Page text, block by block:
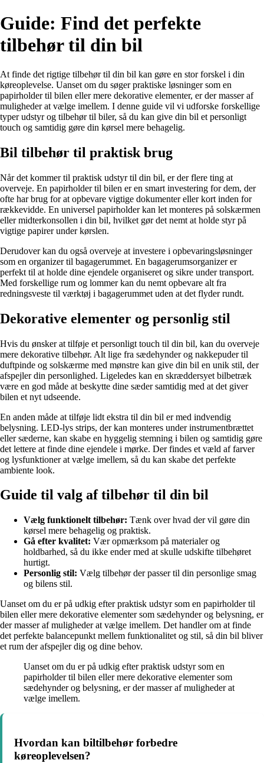
Guide: Find det perfekte
tilbehør til din bil
At finde det rigtige tilbehør til din bil kan gøre en stor forskel i din
køreoplevelse. Uanset om du søger praktiske løsninger som en
papirholder til bilen eller mere dekorative elementer, er der masser af
muligheder at vælge imellem. I denne guide vil vi udforske forskellige
typer udstyr og tilbehør til biler, så du kan give din bil et personligt
touch og samtidig gøre din kørsel mere behagelig.
Bil tilbehør til praktisk brug
Når det kommer til praktisk udstyr til din bil, er der flere ting at
overveje. En papirholder til bilen er en smart investering for dem, der
ofte har brug for at opbevare vigtige dokumenter eller kort inden for
rækkevidde. En universel papirholder kan let monteres på solskærmen
eller midterkonsollen i din bil, hvilket gør det nemt at holde styr på
vigtige papirer under kørslen.
Derudover kan du også overveje at investere i opbevaringsløsninger
som en organizer til bagagerummet. En bagagerumsorganizer er
perfekt til at holde dine ejendele organiseret og sikre under transport.
Med forskellige rum og lommer kan du nemt opbevare alt fra
redningsveste til værktøj i bagagerummet uden at det flyder rundt.
Dekorative elementer og personlig stil
Hvis du ønsker at tilføje et personligt touch til din bil, kan du overveje
mere dekorative tilbehør. Alt lige fra sædehynder og nakkepuder til
duftpinde og solskærme med mønstre kan give din bil en unik stil, der
afspejler din personlighed. Ligeledes kan en skræddersyet bilbetræk
være en god måde at beskytte dine sæder samtidig med at det giver
bilen et nyt udseende.
En anden måde at tilføje lidt ekstra til din bil er med indvendig
belysning. LED-lys strips, der kan monteres under instrumentbrættet
eller sæderne, kan skabe en hyggelig stemning i bilen og samtidig gøre
det lettere at finde dine ejendele i mørke. Der findes et væld af farver
og lysfunktioner at vælge imellem, så du kan skabe det perfekte
ambiente look.
Guide til valg af tilbehør til din bil
Vælg funktionelt tilbehør: Tænk over hvad der vil gøre din
kørsel mere behagelig og praktisk.
Gå efter kvalitet: Vær opmærksom på materialer og
holdbarhed, så du ikke ender med at skulle udskifte tilbehøret
hurtigt.
Personlig stil: Vælg tilbehør der passer til din personlige smag
og bilens stil.
Uanset om du er på udkig efter praktisk udstyr som en papirholder til
bilen eller mere dekorative elementer som sædehynder og belysning, er
der masser af muligheder at vælge imellem. Det handler om at finde
det perfekte balancepunkt mellem funktionalitet og stil, så din bil bliver
et rum der afspejler dig og dine behov.
Uanset om du er på udkig efter praktisk udstyr som en
papirholder til bilen eller mere dekorative elementer som
sædehynder og belysning, er der masser af muligheder at
vælge imellem.
Hvordan kan biltilbehør forbedre
køreoplevelsen?